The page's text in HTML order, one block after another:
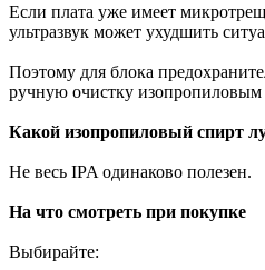
Если плата уже имеет
ультразвук может ухудшить
Поэтому для блока
ручную очистку
Какой изопропиловый спирт
Не весь IPA одинаково полезен.
На что смотреть при покупке
Выбирайте: